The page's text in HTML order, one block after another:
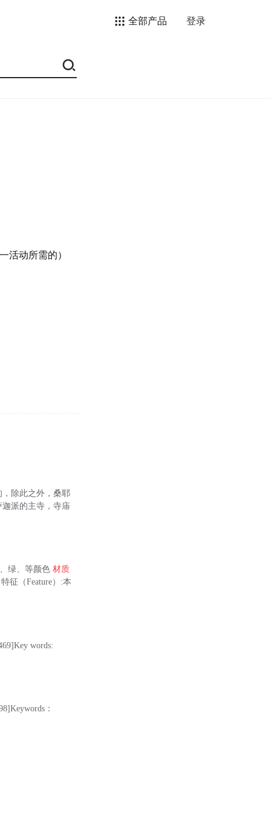
全部产品 登录
活动所需的）
，除此之外，桑耶
派的主寺，寺庙
绿、等颜色材质
征（Feature）:本
words:
：